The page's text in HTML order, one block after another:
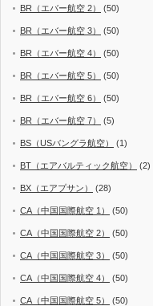
BR（エバー航空 2） (50)
BR（エバー航空 3） (50)
BR（エバー航空 4） (50)
BR（エバー航空 5） (50)
BR（エバー航空 6） (50)
BR（エバー航空 7） (5)
BS（USバングラ航空） (1)
BT（エアバルティック航空） (2)
BX（エアプサン） (28)
CA（中国国際航空 1） (50)
CA（中国国際航空 2） (50)
CA（中国国際航空 3） (50)
CA（中国国際航空 4） (50)
CA（中国国際航空 5） (50)